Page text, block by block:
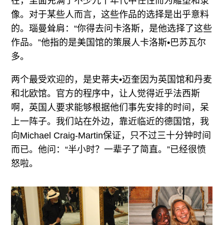
像。对于某些人而言，这些作品的选择是出乎意料
的。瑙曼耸肩：“你得去问卡洛斯，是他选择了这些
作品。”他指的是美国馆的策展人卡洛斯•巴苏瓦尔
多。
两个最受欢迎的，是史蒂夫•迈奎因为英国馆和丹麦
和北欧馆。官方的程序中，让人觉得近乎法西斯
啊，英国人要求能够根据他们事先安排的时间，呆
上一阵子。我们站在外边，靠近临近的德国馆，我
向Michael Craig-Martin保证，只不过三十分钟时间
而已。他问：“半小时？一辈子了简直。”已经很愤
怒啦。